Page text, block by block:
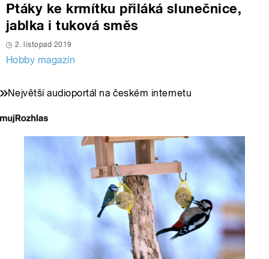
Ptáky ke krmítku přiláká slunečnice,
jablka i tuková směs
2. listopad 2019
Hobby magazín
Největší audioportál na českém internetu